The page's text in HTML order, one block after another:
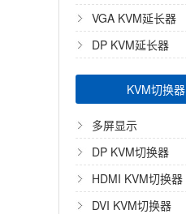
VGA KVM延长器
DP KVM延长器
KVM切换器
多屏显示
DP KVM切换器
HDMI KVM切换器
DVI KVM切换器